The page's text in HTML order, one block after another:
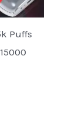
Puffs